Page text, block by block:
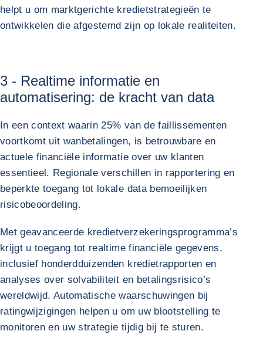
helpt u om marktgerichte kredietstrategieën te
ontwikkelen die afgestemd zijn op lokale realiteiten.
3 - Realtime informatie en
automatisering: de kracht van data
In een context waarin 25% van de faillissementen
voortkomt uit wanbetalingen, is betrouwbare en
actuele financiële informatie over uw klanten
essentieel. Regionale verschillen in rapportering en
beperkte toegang tot lokale data bemoeilijken
risicobeoordeling.
Met geavanceerde kredietverzekeringsprogramma’s
krijgt u toegang tot realtime financiële gegevens,
inclusief honderdduizenden kredietrapporten en
analyses over solvabiliteit en betalingsrisico’s
wereldwijd. Automatische waarschuwingen bij
ratingwijzigingen helpen u om uw blootstelling te
monitoren en uw strategie tijdig bij te sturen.